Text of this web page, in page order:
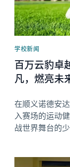
学校新闻
百万云豹卓
凡，燃亮未
在顺义诺德安
入赛场的运动
战世界舞台的少
News image